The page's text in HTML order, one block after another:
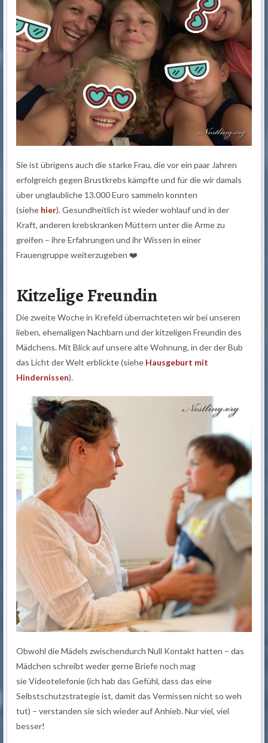
Sie ist übrigens auch die starke Frau, die vor ein paar Jahren
erfolgreich gegen Brustkrebs kämpfte und für die wir damals
über unglaubliche 13.000 Euro sammeln konnten
(siehe hier). Gesundheitlich ist wieder wohlauf und in der
Kraft, anderen krebskranken Müttern unter die Arme zu
greifen – ihre Erfahrungen und ihr Wissen in einer
Frauengruppe weiterzugeben ❤️
Kitzelige Freundin
Die zweite Woche in Krefeld übernachteten wir bei unseren
lieben, ehemaligen Nachbarn und der kitzeligen Freundin des
Mädchens. Mit Blick auf unsere alte Wohnung, in der der Bub
das Licht der Welt erblickte (siehe Hausgeburt mit
Hindernissen).
Obwohl die Mädels zwischendurch Null Kontakt hatten – das
Mädchen schreibt weder gerne Briefe noch mag
sie Videotelefonie (ich hab das Gefühl, dass das eine
Selbstschutzstrategie ist, damit das Vermissen nicht so weh
tut) – verstanden sie sich wieder auf Anhieb. Nur viel, viel
besser!